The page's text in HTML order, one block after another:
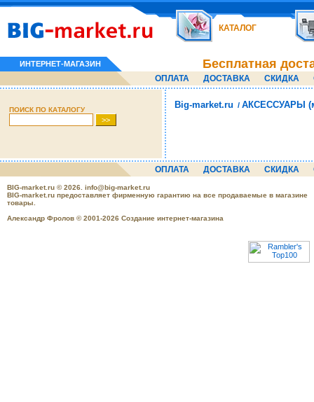
КАТАЛОГ
ИНТЕРНЕТ-МАГАЗИН Бесплатная
ОПЛАТА ДОСТАВКА СКИДКА
ПОИСК ПО КАТАЛОГУ Big-market.ru / АКСЕССУАРЫ
ОПЛАТА ДОСТАВКА СКИДКА
BIG-market.ru © 2026. info@big-market.ru
BIG-market.ru предоставляет фирменную гарантию на все продаваемые в магазине
товары.
Александр Фролов © 2001-2026 Создание интернет-магазина